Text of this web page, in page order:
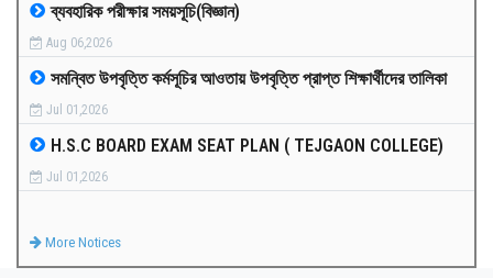
PAYMENT
CO-CURRICULUM
RESULTS
ব্যবহারিক পরীক্ষার সময়সূচি(বিজ্ঞান)
Aug 06,2026
সমন্বিত উপবৃত্তি কর্মসূচির আওতায় উপবৃত্তি প্রাপ্ত শিক্ষার্থীদের তালিকা
Jul 01,2026
H.S.C BOARD EXAM SEAT PLAN ( TEJGAON COLLEGE)
Jul 01,2026
More Notices